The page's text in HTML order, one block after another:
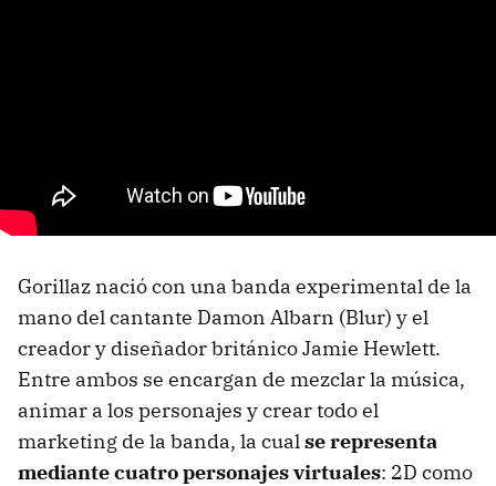
Gorillaz nació con una banda experimental de la
mano del cantante Damon Albarn (Blur) y el
creador y diseñador británico Jamie Hewlett.
Entre ambos se encargan de mezclar la música,
animar a los personajes y crear todo el
marketing de la banda, la cualse representa
mediante cuatro personajes virtuales: 2D como